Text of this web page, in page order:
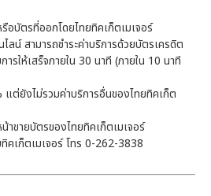
อบัตรที่ออกโดยไทยทิคเก็ตเมเจอร์
ลน์ สามารถชำระค่าบริการด้วยบัตรเครดิต
รให้เสร็จภายใน 30 นาที (ภายใน 10 นาที
แต่ยังไม่รวมค่าบริการอื่นของไทยทิคเก็ต
าขายบัตรของไทยทิคเก็ตเมเจอร์
คเก็ตเมเจอร์ โทร 0-262-3838